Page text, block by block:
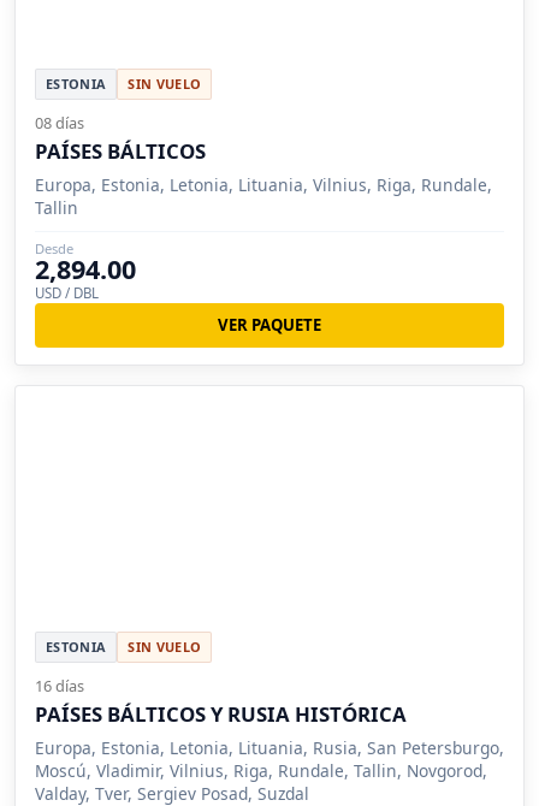
ESTONIA SIN VUELO
08 días
PAÍSES BÁLTICOS
Europa, Estonia, Letonia, Lituania, Vilnius, Riga, Rundale,
Tallin
Desde
2,894.00
USD / DBL
VER PAQUETE
ESTONIA SIN VUELO
16 días
PAÍSES BÁLTICOS Y RUSIA HISTÓRICA
Europa, Estonia, Letonia, Lituania, Rusia, San Petersburgo,
Moscú, Vladimir, Vilnius, Riga, Rundale, Tallin, Novgorod,
Valday, Tver, Sergiev Posad, Suzdal